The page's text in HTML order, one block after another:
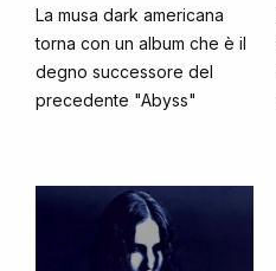
La musa dark americana
torna con un album che è il
degno successore del
precedente "Abyss"